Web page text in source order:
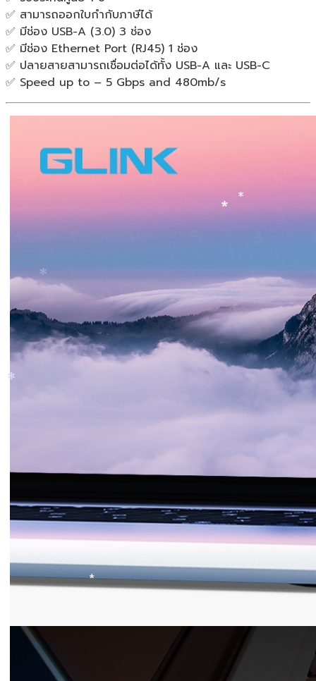
✅ สามารถออกใบกำกับภาษีได้
✅ มีช่อง USB-A (3.0) 3 ช่อง
✅ มีช่อง Ethernet Port (RJ45) 1 ช่อง
✅ ปลายสายสามารถเชื่อมต่อได้ทั้ง USB-A และ USB-C
✅ Speed up to – 5 Gbps and 480mb/s